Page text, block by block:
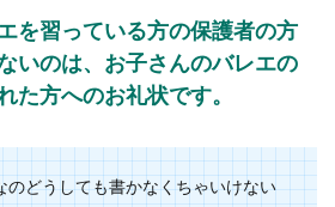
しなくては...
を成り立たせる方法を解説
を習っている方の保護者の方
いのは、お子さんのバレエの
た方へのお礼状です。
のどうしても書かなくちゃいけない